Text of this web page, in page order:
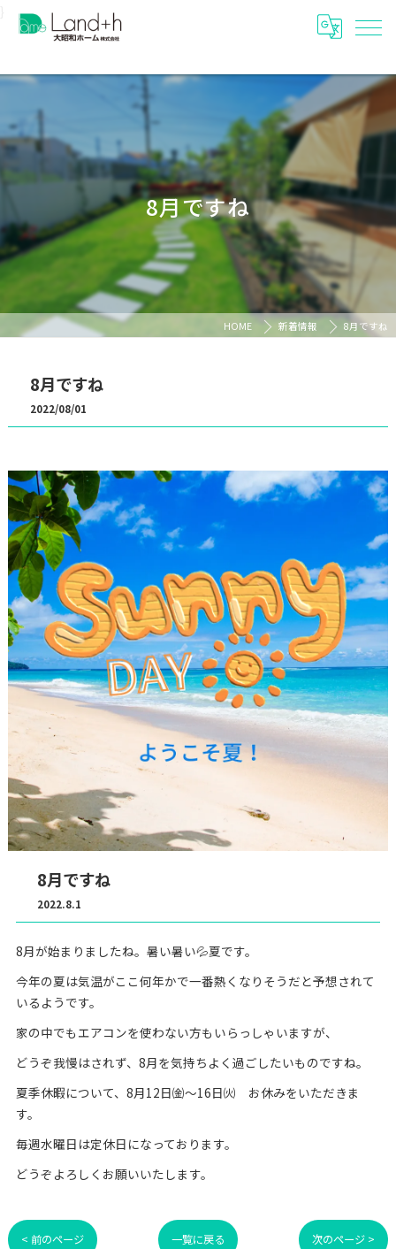
8月ですね
HOME 新着情報 8月ですね
8月ですね
2022/08/01
8月ですね
2022.8.1
8月が始まりましたね。暑い暑い💦夏です。
今年の夏は気温がここ何年かで一番熱くなりそうだと予想されて
いるようです。
家の中でもエアコンを使わない方もいらっしゃいますが、
どうぞ我慢はされず、8月を気持ちよく過ごしたいものですね。
夏季休暇について、8月12日㈮～16日㈫ お休みをいただきま
す。
毎週水曜日は定休日になっております。
どうぞよろしくお願いいたします。
< 前のページ 一覧に戻る 次のページ >